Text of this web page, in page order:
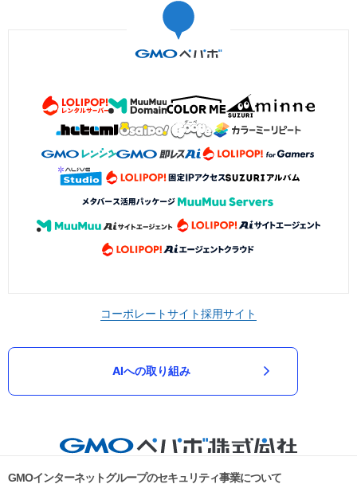
コーポレートサイト採用サイト
AIへの取り組み
GMOインターネットグループのセキュリティ事業について